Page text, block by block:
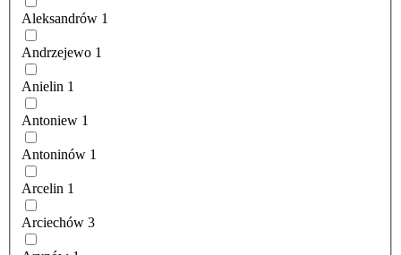
Aleksandrów 1
Andrzejewo 1
Anielin 1
Antoniew 1
Antoninów 1
Arcelin 1
Arciechów 3